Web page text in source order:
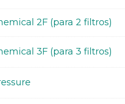
2F (para 2 filtros)
3F (para 3 filtros)